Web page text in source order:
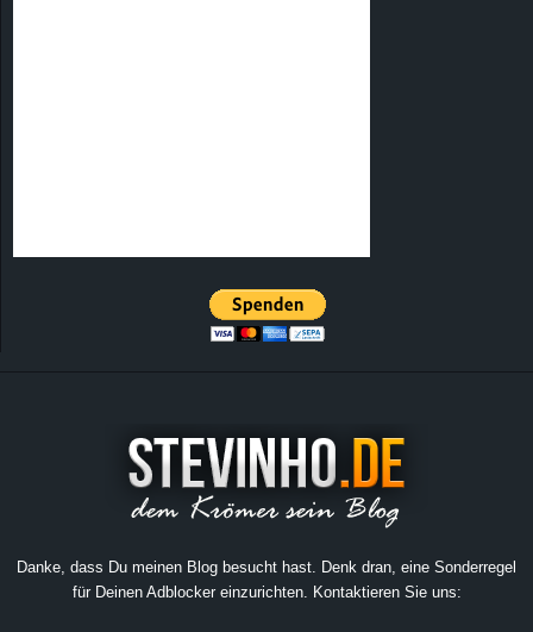
Danke, dass Du meinen Blog besucht hast. Denk dran, eine Sonderregel
für Deinen Adblocker einzurichten. Kontaktieren Sie uns: